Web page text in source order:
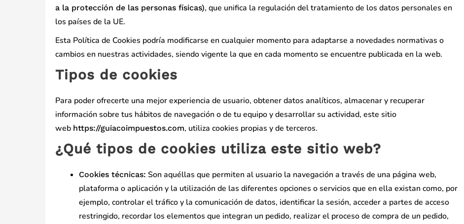
a la protección de las personas físicas), que unifica la regulación del tratamiento de los datos personales en
los países de la UE.
Esta Política de Cookies podría modificarse en cualquier momento para adaptarse a novedades normativas o
cambios en nuestras actividades, siendo vigente la que en cada momento se encuentre publicada en la web.
Tipos de cookies
Para poder ofrecerte una mejor experiencia de usuario, obtener datos analíticos, almacenar y recuperar
información sobre tus hábitos de navegación o de tu equipo y desarrollar su actividad, este sitio
web https://guiacoimpuestos.com, utiliza cookies propias y de terceros.
¿Qué tipos de cookies utiliza este sitio web?
Cookies técnicas: Son aquéllas que permiten al usuario la navegación a través de una página web,
plataforma o aplicación y la utilización de las diferentes opciones o servicios que en ella existan como, por
ejemplo, controlar el tráfico y la comunicación de datos, identificar la sesión, acceder a partes de acceso
restringido, recordar los elementos que integran un pedido, realizar el proceso de compra de un pedido,